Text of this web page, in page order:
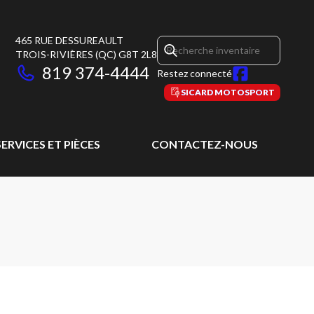
465 RUE DESSUREAULT
TROIS-RIVIÈRES (QC) G8T 2L8
819 374-4444 Restez connecté
SICARD MOTOSPORT
ET PIÈCES CONTACTEZ-NOUS